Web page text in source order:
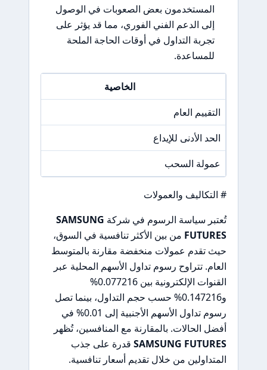
المستخدمون بعض الصعوبات في الوصول
إلى الدعم الفني الفوري، مما قد يؤثر على
تجربة التداول في أوقات الحاجة الملحة
للمساعدة.
الخاصية
التقييم العام
الحد الأدنى للإيداع
عمولة السحب
# التكاليف والعمولات
تُعتبر سياسة الرسوم في شركة SAMSUNG
FUTURES من بين الأكثر تنافسية في السوق،
حيث تقدم عمولات منخفضة مقارنة بالمتوسط
العام. تتراوح رسوم تداول الأسهم المحلية عبر
القنوات الإلكترونية بين 0.077216%
و0.147216% حسب حجم التداول، بينما تصل
رسوم تداول الأسهم الأجنبية إلى 0.01% في
أفضل الحالات. بالمقارنة مع المنافسين، تُظهر
SAMSUNG FUTURES قدرة على جذب
المتداولين من خلال تقديم أسعار تنافسية.